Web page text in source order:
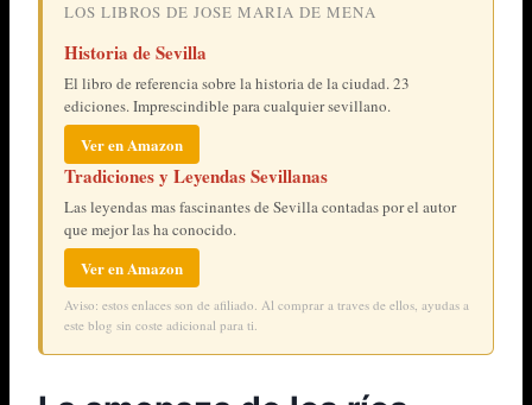
LOS LIBROS DE JOSE MARIA DE MENA
Historia de Sevilla
El libro de referencia sobre la historia de la ciudad. 23
ediciones. Imprescindible para cualquier sevillano.
Ver en Amazon
Tradiciones y Leyendas Sevillanas
Las leyendas mas fascinantes de Sevilla contadas por el autor
que mejor las ha conocido.
Ver en Amazon
Aviso: estos enlaces son de afiliado. Al comprar a traves de ellos, ayudas a
este blog sin coste adicional para ti.